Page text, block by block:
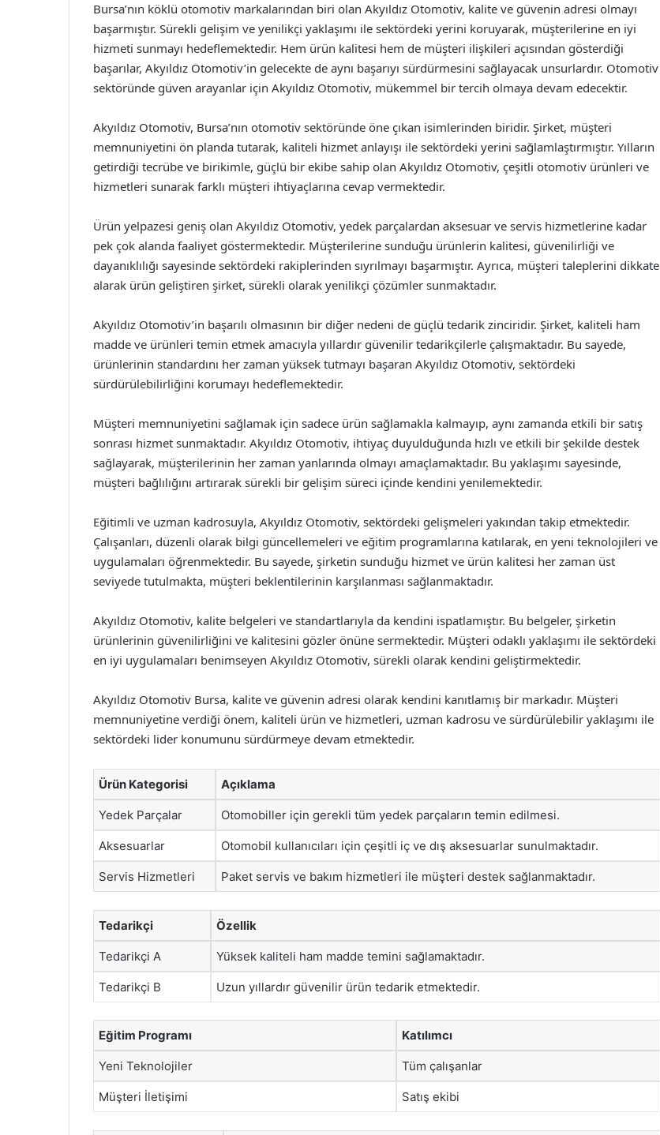
Bursa’nın köklü otomotiv markalarından biri olan Akyıldız Otomotiv, kalite ve güvenin adresi olmayı
başarmıştır. Sürekli gelişim ve yenilikçi yaklaşımı ile sektördeki yerini koruyarak, müşterilerine en iyi
hizmeti sunmayı hedeflemektedir. Hem ürün kalitesi hem de müşteri ilişkileri açısından gösterdiği
başarılar, Akyıldız Otomotiv’in gelecekte de aynı başarıyı sürdürmesini sağlayacak unsurlardır. Otomotiv
sektöründe güven arayanlar için Akyıldız Otomotiv, mükemmel bir tercih olmaya devam edecektir.
Akyıldız Otomotiv, Bursa’nın otomotiv sektöründe öne çıkan isimlerinden biridir. Şirket, müşteri
memnuniyetini ön planda tutarak, kaliteli hizmet anlayışı ile sektördeki yerini sağlamlaştırmıştır. Yılların
getirdiği tecrübe ve birikimle, güçlü bir ekibe sahip olan Akyıldız Otomotiv, çeşitli otomotiv ürünleri ve
hizmetleri sunarak farklı müşteri ihtiyaçlarına cevap vermektedir.
Ürün yelpazesi geniş olan Akyıldız Otomotiv, yedek parçalardan aksesuar ve servis hizmetlerine kadar
pek çok alanda faaliyet göstermektedir. Müşterilerine sunduğu ürünlerin kalitesi, güvenilirliği ve
dayanıklılığı sayesinde sektördeki rakiplerinden sıyrılmayı başarmıştır. Ayrıca, müşteri taleplerini dikkate
alarak ürün geliştiren şirket, sürekli olarak yenilikçi çözümler sunmaktadır.
Akyıldız Otomotiv’in başarılı olmasının bir diğer nedeni de güçlü tedarik zinciridir. Şirket, kaliteli ham
madde ve ürünleri temin etmek amacıyla yıllardır güvenilir tedarikçilerle çalışmaktadır. Bu sayede,
ürünlerinin standardını her zaman yüksek tutmayı başaran Akyıldız Otomotiv, sektördeki
sürdürülebilirliğini korumayı hedeflemektedir.
Müşteri memnuniyetini sağlamak için sadece ürün sağlamakla kalmayıp, aynı zamanda etkili bir satış
sonrası hizmet sunmaktadır. Akyıldız Otomotiv, ihtiyaç duyulduğunda hızlı ve etkili bir şekilde destek
sağlayarak, müşterilerinin her zaman yanlarında olmayı amaçlamaktadır. Bu yaklaşımı sayesinde,
müşteri bağlılığını artırarak sürekli bir gelişim süreci içinde kendini yenilemektedir.
Eğitimli ve uzman kadrosuyla, Akyıldız Otomotiv, sektördeki gelişmeleri yakından takip etmektedir.
Çalışanları, düzenli olarak bilgi güncellemeleri ve eğitim programlarına katılarak, en yeni teknolojileri ve
uygulamaları öğrenmektedir. Bu sayede, şirketin sunduğu hizmet ve ürün kalitesi her zaman üst
seviyede tutulmakta, müşteri beklentilerinin karşılanması sağlanmaktadır.
Akyıldız Otomotiv, kalite belgeleri ve standartlarıyla da kendini ispatlamıştır. Bu belgeler, şirketin
ürünlerinin güvenilirliğini ve kalitesini gözler önüne sermektedir. Müşteri odaklı yaklaşımı ile sektördeki
en iyi uygulamaları benimseyen Akyıldız Otomotiv, sürekli olarak kendini geliştirmektedir.
Akyıldız Otomotiv Bursa, kalite ve güvenin adresi olarak kendini kanıtlamış bir markadır. Müşteri
memnuniyetine verdiği önem, kaliteli ürün ve hizmetleri, uzman kadrosu ve sürdürülebilir yaklaşımı ile
sektördeki lider konumunu sürdürmeye devam etmektedir.
Ürün Kategorisi Açıklama
Yedek Parçalar Otomobiller için gerekli tüm yedek parçaların temin edilmesi.
Aksesuarlar Otomobil kullanıcıları için çeşitli iç ve dış aksesuarlar sunulmaktadır.
Servis Hizmetleri Paket servis ve bakım hizmetleri ile müşteri destek sağlanmaktadır.
Tedarikçi Özellik
Tedarikçi A Yüksek kaliteli ham madde temini sağlamaktadır.
Tedarikçi B Uzun yıllardır güvenilir ürün tedarik etmektedir.
Eğitim Programı Katılımcı
Yeni Teknolojiler Tüm çalışanlar
Müşteri İletişimi Satış ekibi